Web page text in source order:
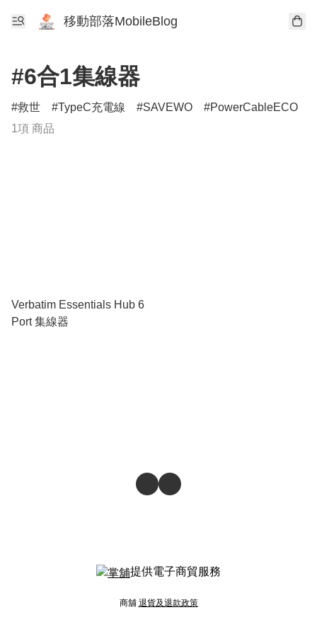
移動部落MobileBlog
#6合1集線器
救世 TypeC充電線 SAVEWO PowerCableECO
1項 商品
Verbatim Essentials Hub 6
Port 集線器
提供電子商貿服務
商舖 退貨及退款政策